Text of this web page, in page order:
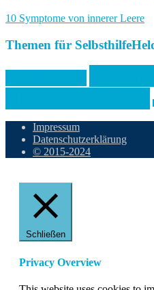
10 Symptome von innerer Leere
Themen für
Impressum
Datenschutzerklärung
© 2015-2024
Schließen
Privacy Overview